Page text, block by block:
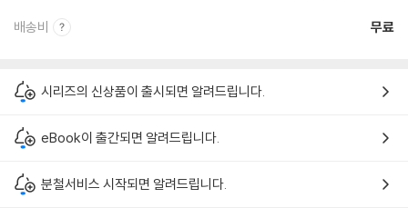
배송비 무료
시리즈의 신상품이 출시되면 알려드립니다.
eBook이 출간되면 알려드립니다.
분철서비스 시작되면 알려드립니다.